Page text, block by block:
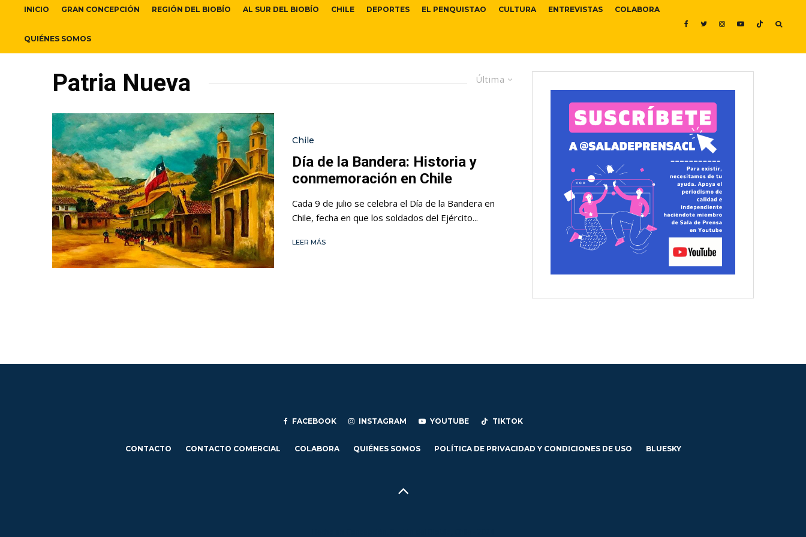
INICIO GRAN CONCEPCIÓN REGIÓN DEL BIOBÍO AL SUR DEL BIOBÍO CHILE DEPORTES EL PENQUISTAO CULTURA ENTREVISTAS COLABORA
QUIÉNES SOMOS
Última
Patria Nueva
Chile
Día de la Bandera: Historia y
conmemoración en Chile
Cada 9 de julio se celebra el Día de la Bandera en
Chile, fecha en que los soldados del Ejército...
LEER MÁS
FACEBOOK INSTAGRAM YOUTUBE TIKTOK
CONTACTO CONTACTO COMERCIAL COLABORA QUIÉNES SOMOS POLÍTICA DE PRIVACIDAD Y CONDICIONES DE USO BLUESKY